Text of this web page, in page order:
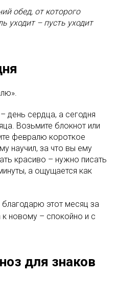
обед, от которого
уходит – пусть уходит
день сердца, а сегодня
Возьмите блокнот или
февралю короткое
научил, за что вы ему
красиво – нужно писать
а ощущается как
этот месяц за
новому – спокойно и с
для знаков